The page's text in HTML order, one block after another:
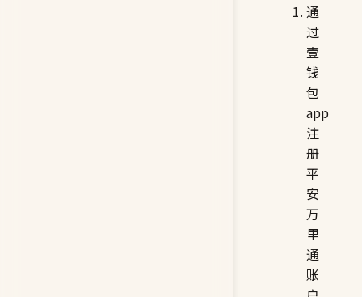
通
过
壹
钱
包
app
注
册
平
安
万
里
通
账